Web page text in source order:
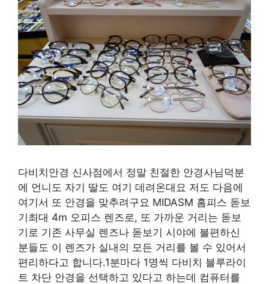
다비치안경 신사점에서 정말 친절한 안경사님덕분
에 언니도 자기 딸도 여기 데려온대요 저도 다음에
여기서 또 안경을 맞추려구요 MIDASM 홈피스 돋보
기최대 4m 오피스 렌즈로, 또 가까운 거리는 돋보
기로 기존 사무실 렌즈나 돋보기 시야에 불편하신
분들도 이 렌즈가 실내의 모든 거리를 볼 수 있어서
편리하다고 합니다.1분마다 1명씩 다비치 블루라이
트 차단 안경을 선택하고 있다고 하는데 컴퓨터를